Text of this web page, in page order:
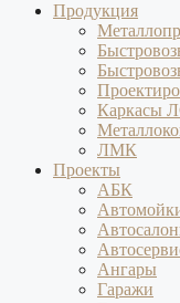
Продукция
Каркасы
ЛМК
Проекты
АБК
Ангары
Гаражи